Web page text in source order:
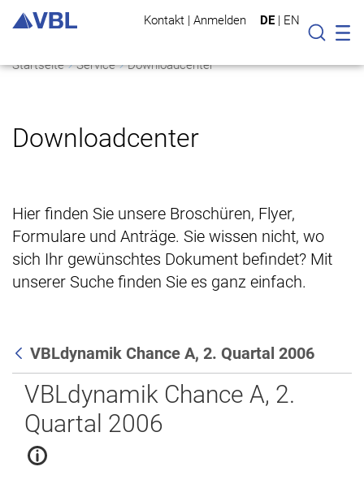
Kontakt | Anmelden DE | EN
Suche
Startseite Service Downloadcenter
Downloadcenter
Hier finden Sie unsere Broschüren, Flyer,
Formulare und Anträge. Sie wissen nicht, wo
sich Ihr gewünschtes Dokument befindet? Mit
unserer Suche finden Sie es ganz einfach.
Zurück
VBLdynamik Chance A, 2. Quartal 2006
VBLdynamik Chance A, 2.
Quartal 2006